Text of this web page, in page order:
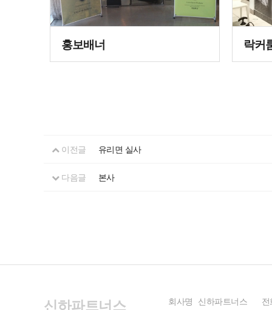
홍보배너 락커
이전글 유리면 실사
다음글 본사
신하파트너스 회사명 신하파트너스 전